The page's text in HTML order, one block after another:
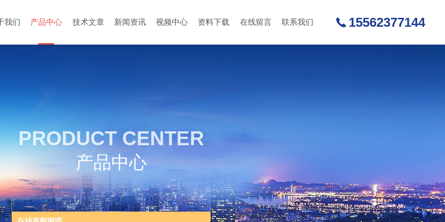
我们 产品中心 技术文章 新闻资讯 视频中心 资料下载 在线留言 联系我们 15562377144
PRODUCT CENTER
产品中心